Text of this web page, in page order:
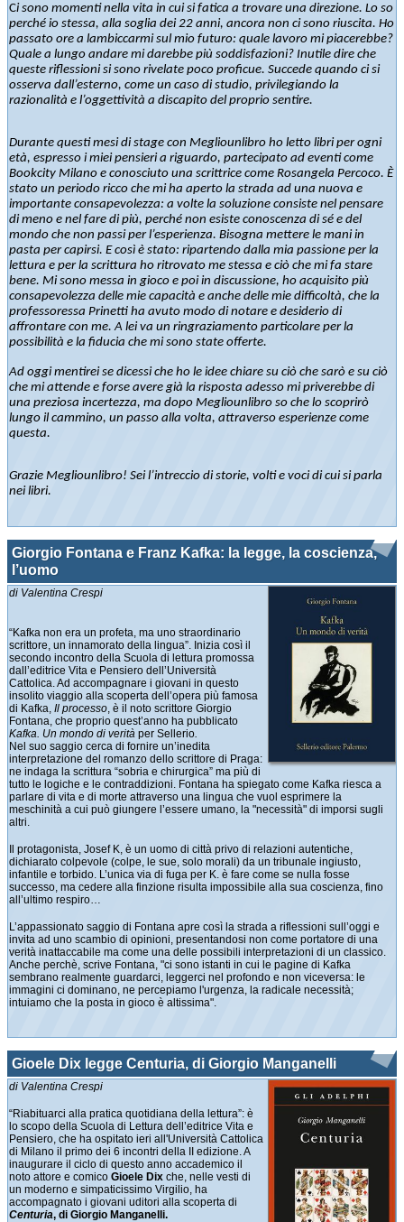
Ci sono momenti nella vita in cui si fatica a trovare una direzione. Lo so
perché io stessa, alla soglia dei 22 anni, ancora non ci sono riuscita. Ho
passato ore a lambiccarmi sul mio futuro: quale lavoro mi piacerebbe?
Quale a lungo andare mi darebbe più soddisfazioni? Inutile dire che
queste riflessioni si sono rivelate poco proficue. Succede quando ci si
osserva dall’esterno, come un caso di studio, privilegiando la
razionalità e l’oggettività a discapito del proprio sentire.
Durante questi mesi di stage con Megliounlibro ho letto libri per ogni
età, espresso i miei pensieri a riguardo, partecipato ad eventi come
Bookcity Milano e conosciuto una scrittrice come Rosangela Percoco. È
stato un periodo ricco che mi ha aperto la strada ad una nuova e
importante consapevolezza: a volte la soluzione consiste nel pensare
di meno e nel fare di più, perché non esiste conoscenza di sé e del
mondo che non passi per l’esperienza. Bisogna mettere le mani in
pasta per capirsi. E così è stato: ripartendo dalla mia passione per la
lettura e per la scrittura ho ritrovato me stessa e ciò che mi fa stare
bene. Mi sono messa in gioco e poi in discussione, ho acquisito più
consapevolezza delle mie capacità e anche delle mie difficoltà, che la
professoressa Prinetti ha avuto modo di notare e desiderio di
affrontare con me. A lei va un ringraziamento particolare per la
possibilità e la fiducia che mi sono state offerte.
Ad oggi mentirei se dicessi che ho le idee chiare su ciò che sarò e su ciò
che mi attende e forse avere già la risposta adesso mi priverebbe di
una preziosa incertezza, ma dopo Megliounlibro so che lo scoprirò
lungo il cammino, un passo alla volta, attraverso esperienze come
questa.
Grazie Megliounlibro! Sei l’intreccio di storie, volti e voci di cui si parla
nei libri.
Giorgio Fontana e Franz Kafka: la legge, la coscienza,
l’uomo
di Valentina Crespi
“Kafka non era un profeta, ma uno straordinario
scrittore, un innamorato della lingua”. Inizia così il
secondo incontro della Scuola di lettura promossa
dall’editrice Vita e Pensiero dell’Università
Cattolica. Ad accompagnare i giovani in questo
insolito viaggio alla scoperta dell’opera più famosa
di Kafka, Il processo , è il noto scrittore Giorgio
Fontana, che proprio quest’anno ha pubblicato
Kafka. Un mondo di verità per Sellerio
Nel suo saggio cerca di fornire un’inedita
interpretazione del romanzo dello scrittore di Praga:
ne indaga la scrittura “sobria e chirurgica” ma più di
tutto le logiche e le contraddizioni. Fontana ha spiegato come Kafka riesca a
parlare di vita e di morte attraverso una lingua che vuol esprimere la
meschinità a cui può giungere l’essere umano, la "necessità" di imporsi sugli
altri.
Il protagonista, Josef K, è un uomo di città privo di relazioni autentiche,
dichiarato colpevole (colpe, le sue, solo morali) da un tribunale ingiusto,
infantile e torbido. L’unica via di fuga per K. è fare come se nulla fosse
successo, ma cedere alla finzione risulta impossibile alla sua coscienza, fino
all’ultimo respiro…
L’appassionato saggio di Fontana apre così la strada a riflessioni sull’oggi e
invita ad uno scambio di opinioni, presentandosi non come portatore di una
verità inattaccabile ma come una delle possibili interpretazioni di un classico.
Anche perchè, scrive Fontana, "ci sono istanti in cui le pagine di Kafka
sembrano realmente guardarci, leggerci nel profondo e non viceversa: le
immagini ci dominano, ne percepiamo l'urgenza, la radicale necessità;
intuiamo che la posta in gioco è altissima".
Gioele Dix legge Centuria, di Giorgio Manganelli
di Valentina Crespi
“Riabituarci alla pratica quotidiana della lettura”: è
lo scopo della Scuola di Lettura dell’editrice Vita e
Pensiero, che ha ospitato ieri all'Università Cattolica
di Milano il primo dei 6 incontri della II edizione. A
inaugurare il ciclo di questo anno accademico il
noto attore e comico Gioele Dix che, nelle vesti di
un moderno e simpaticissimo Virgilio, ha
accompagnato i giovani uditori alla scoperta di
Centuria, di Giorgio Manganelli.